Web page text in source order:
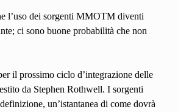
l’uso dei sorgenti MMOTM diventi
ci sono buone probabilità che non
il prossimo ciclo d’integrazione delle
da Stephen Rothwell. I sorgenti
un’istantanea di come dovrà